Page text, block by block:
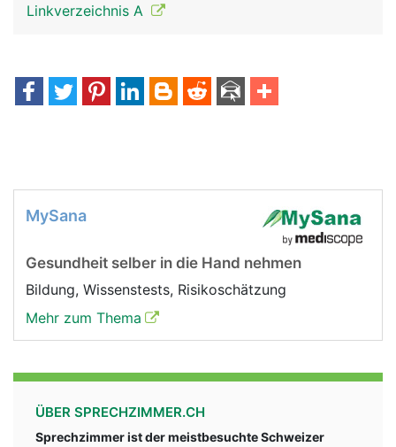
Linkverzeichnis A
MySana
Gesundheit selber in die Hand nehmen
Bildung, Wissenstests, Risikoschätzung
Mehr zum Thema
ÜBER SPRECHZIMMER.CH
Sprechzimmer ist der meistbesuchte Schweizer